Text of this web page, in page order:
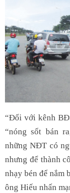
“Đối với kênh
“nóng sốt bán
những NĐT có
nhưng để thành
nhạy bén để nắm
ông Hiếu nhấn